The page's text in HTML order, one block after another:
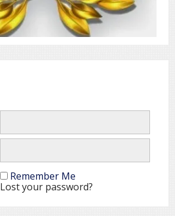
Remember Me
Lost your password?